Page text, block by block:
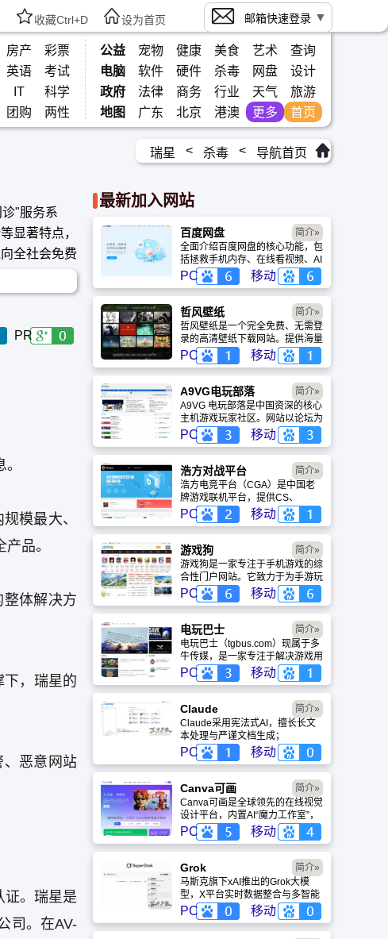
收藏Ctrl+D 设为首页 邮箱快速登录
房产
彩票
英语
考试
IT
科学
团购 两性
公益 宠物 健康 美食 艺术
查询
电脑
软件 硬件 杀毒 网盘
设计
政府
法律 商务 行业 天气
旅游
地图
广东 北京 港澳 更多 首页
瑞星 < 杀毒 < 导航首页
"服务系
显著特点，
全社会免费
PR
模最大、
品。
体解决方
，瑞星的
、恶意网站
证。瑞星是
司。在AV-
最新加入网站
百度网盘
全面介绍百度网盘的核心功能，包
括拯救手机内存、在线看视频、AI
智能做笔记与总结长文。详细解答
数据安全性及服务器备份机制，带
你了解GenFlow AI智能体如何帮
你高效办公与学习。
PC 移动
简介»
哲风壁纸
哲风壁纸是一个完全免费、无需登
录的高清壁纸下载网站。提供海量
4K、8K超清电脑与手机壁纸，涵
盖动漫、风景、赛博朋克等多元风
格。支持动态壁纸与头像制作，国
内访问极速，是美化桌面的首选平
台。
PC 移动
简介»
A9VG电玩部落
A9VG 电玩部落是中国资深的核心
主机游戏玩家社区。网站以论坛为
核心，提供全面的主机游戏资讯、
攻略和资料库，覆盖
PlayStation、Xbox、Switch 等全
平台。凭借其深厚的历史积淀和活
跃的用户群体，A9VG 成为硬核玩
家交流心得、分享攻略的首选平台
之一。
PC 移动
简介»
浩方对战平台
浩方电竞平台（CGA）是中国老
牌游戏联机平台，提供CS、
War3、星际争霸等经典游戏的稳
定联机服务。重温DOTA1的激情
岁月，找回当年的战友。同时提供
最新CGA电竞赛事资讯及热门页
游入口，致敬中国电竞的黄金时
代。
PC 移动
简介»
游戏狗
游戏狗是一家专注于手机游戏的综
合性门户网站。它致力于为手游玩
家提供最新、最全的游戏资讯、攻
略、评测及视频等内容，是国内较
早一批专注于移动游戏领域的垂直
媒体。
PC 移动
简介»
电玩巴士
电玩巴士（tgbus.com）现属于多
牛传媒，是一家专注于解决游戏用
户需求的综合性游戏门户网站，电
玩巴士是一个全面的综合性游戏门
户，专注于为全球玩家提供主机、
PC及移动端游戏的全方位资讯。
PC 移动
简介»
Claude
Claude采用宪法式AI，擅长长文
本处理与严谨文档生成；
ChatGPT基于RLHF，在复杂推
理、代码与快速迭代上占优。两者
定位不同，各有千秋。
PC 移动
简介»
Canva可画
Canva可画是全球领先的在线视觉
设计平台，内置AI“魔力工作室”，
提供海量正版模板与素材。无论是
自媒体封面、企业海报还是PPT，
零基础用户也能轻松实现专业级创
作，让设计触手可及。
PC 移动
简介»
Grok
马斯克旗下xAI推出的Grok大模
型，X平台实时数据整合与多智能
体协作的核心优势。针对其中文能
力、隐私安全及幻觉问题等高频疑
问进行客观解答，提供AI选型参
PC 移动
简介»